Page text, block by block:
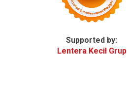
Supported by:
Lentera Kecil Grup